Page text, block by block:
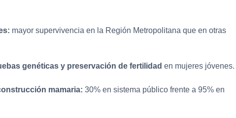
mayor supervivencia en la Región Metropolitana que en otras
genéticas y preservación de fertilidad en mujeres jóvenes.
mamaria: 30% en sistema público frente a 95% en